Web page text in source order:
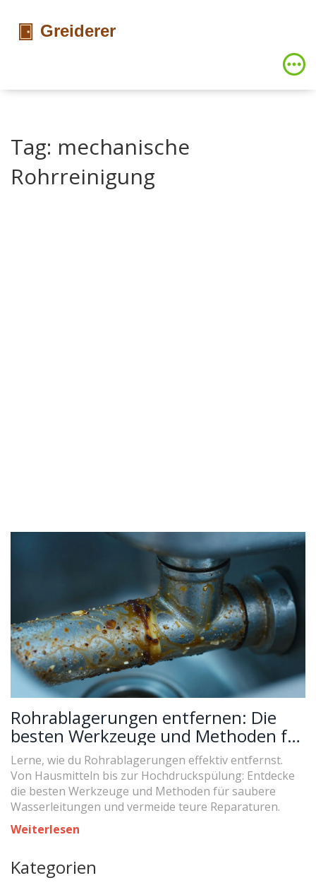
Tag: mechanische
Rohrreinigung
Rohrablagerungen entfernen: Die
besten Werkzeuge und Methoden für
saubere Leitungen
Lerne, wie du Rohrablagerungen effektiv entfernst.
Von Hausmitteln bis zur Hochdruckspülung: Entdecke
die besten Werkzeuge und Methoden für saubere
Wasserleitungen und vermeide teure Reparaturen.
Weiterlesen
Kategorien